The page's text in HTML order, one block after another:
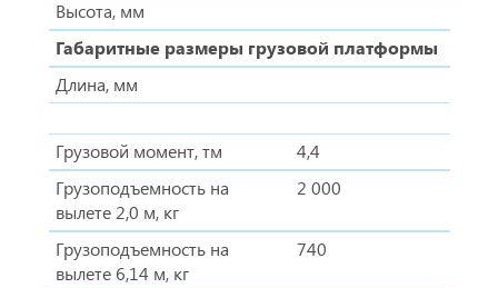
Высота, мм
Габаритные размеры грузовой платформы
Длина, мм
Грузовой момент, тм
4,4
Грузоподъемность на
вылете 2,0 м, кг
2 000
Грузоподъемность на
вылете 6,14 м, кг
740